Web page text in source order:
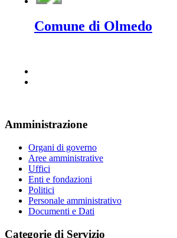
Comune di Olmedo
Amministrazione
Organi di governo
Aree amministrative
Uffici
Enti e fondazioni
Politici
Personale amministrativo
Documenti e Dati
Categorie di Servizio